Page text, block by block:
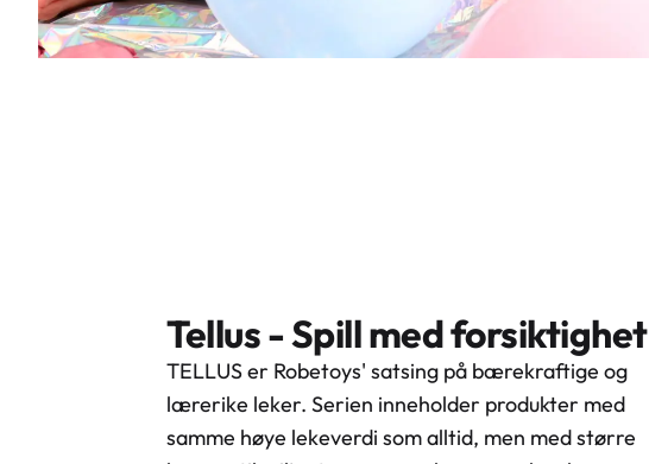
Tellus - Spill med forsiktighet
TELLUS er Robetoys' satsing på bærekraftige og
lærerike leker. Serien inneholder produkter med
samme høye lekeverdi som alltid, men med større